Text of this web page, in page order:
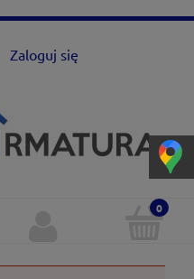
Zaloguj się